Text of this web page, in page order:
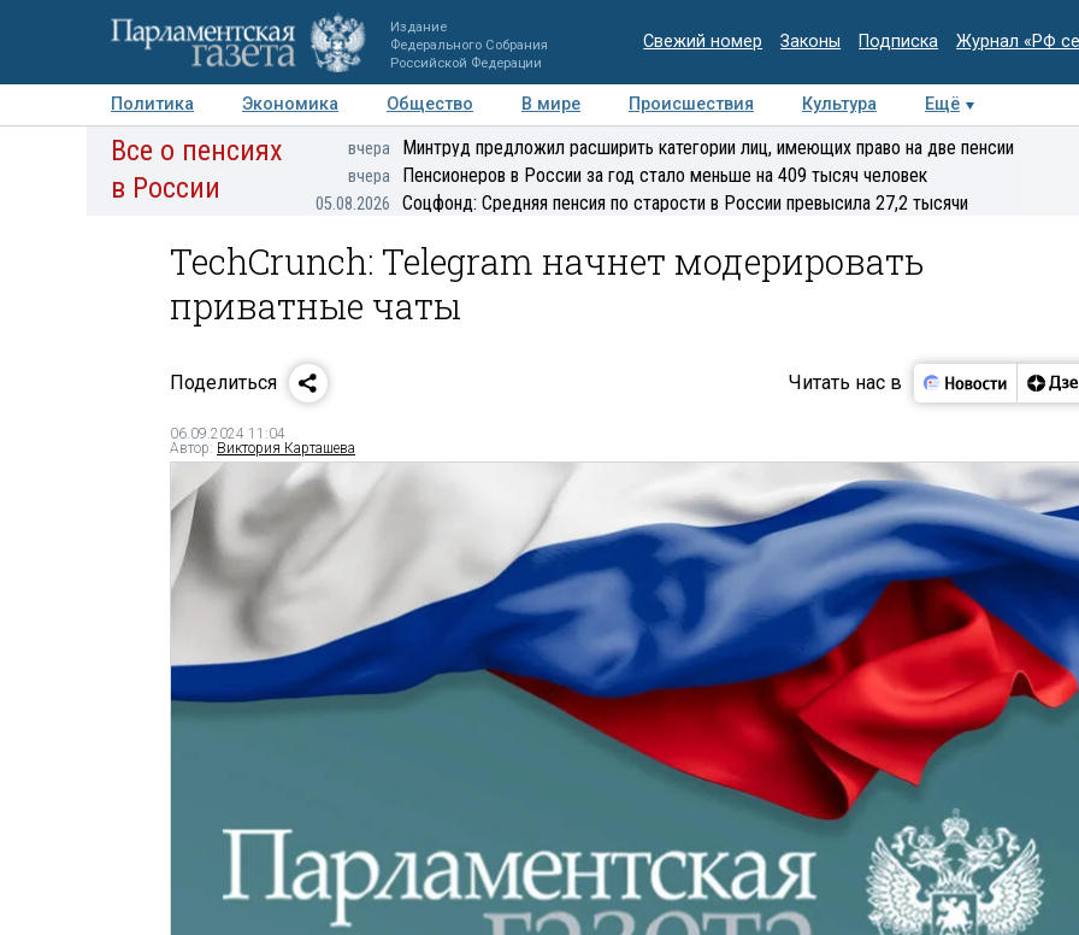
Издание
Федерального Собрания
Российской Федерации
Свежий номер Законы Подписка Журнал «РФ
Политика Экономика Общество В мире Происшествия Культура
Ещё
Авторы Персоны Мнения Регионы Медиацентр Интервью Колумнисты
Все о пенсиях
в России
вчера Минтруд предложил расширить категории лиц, имеющих право на две пенсии
вчера Пенсионеров в России за год стало меньше на 409 тысяч человек
05.08.2026 Соцфонд: Средняя пенсия по старости в России превысила 27,2 тысячи
TechCrunch: Telegram начнет модерировать
приватные чаты
Поделиться Читать нас в
06.09.2024 11:04
Автор: Виктория Карташева